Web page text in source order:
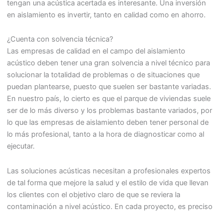
tengan una acústica acertada es interesante. Una inversión
en aislamiento es invertir, tanto en calidad como en ahorro.
¿Cuenta con solvencia técnica?
Las empresas de calidad en el campo del aislamiento
acústico deben tener una gran solvencia a nivel técnico para
solucionar la totalidad de problemas o de situaciones que
puedan plantearse, puesto que suelen ser bastante variadas.
En nuestro país, lo cierto es que el parque de viviendas suele
ser de lo más diverso y los problemas bastante variados, por
lo que las empresas de aislamiento deben tener personal de
lo más profesional, tanto a la hora de diagnosticar como al
ejecutar.
Las soluciones acústicas necesitan a profesionales expertos
de tal forma que mejore la salud y el estilo de vida que llevan
los clientes con el objetivo claro de que se reviera la
contaminación a nivel acústico. En cada proyecto, es preciso